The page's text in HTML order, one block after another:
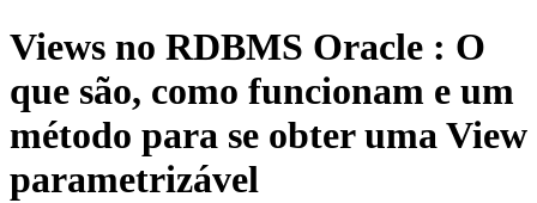
Views no RDBMS Oracle : O
que são, como funcionam e um
método para se obter uma View
parametrizável